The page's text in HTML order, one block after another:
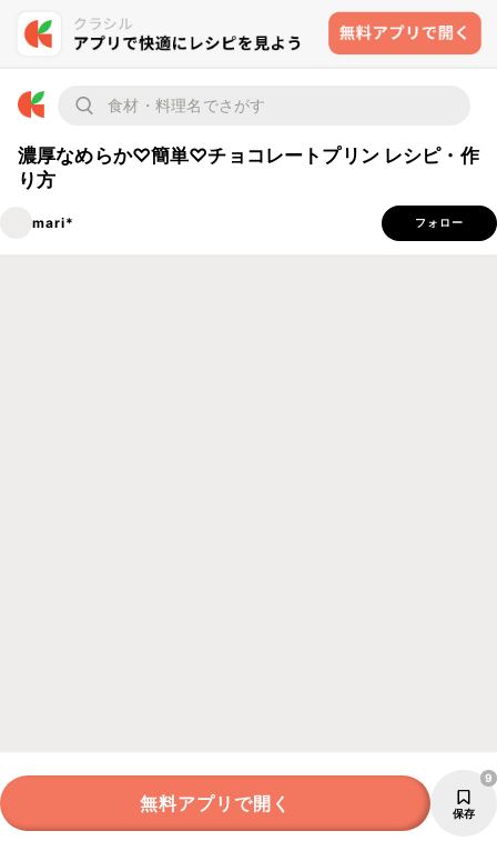
濃厚なめらか♡簡単♡チョコレートプリン レシピ・作
り方
mari* フォロー
無料アプリで開く 保存
9